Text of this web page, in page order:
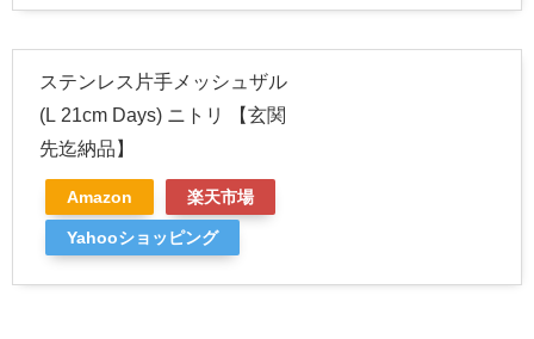
ステンレス片手メッシュザル
(L 21cm Days) ニトリ 【玄関
先迄納品】
Amazon 楽天市場
Yahooショッピング